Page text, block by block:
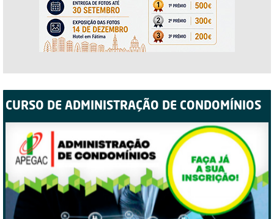
CURSO DE ADMINISTRAÇÃO DE CONDOMÍNIOS